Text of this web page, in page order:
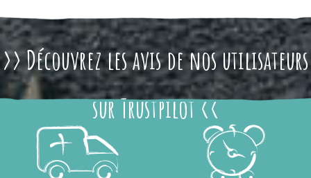
>> Découvrez les avis de nos utilisateurs
sur Trustpilot <<